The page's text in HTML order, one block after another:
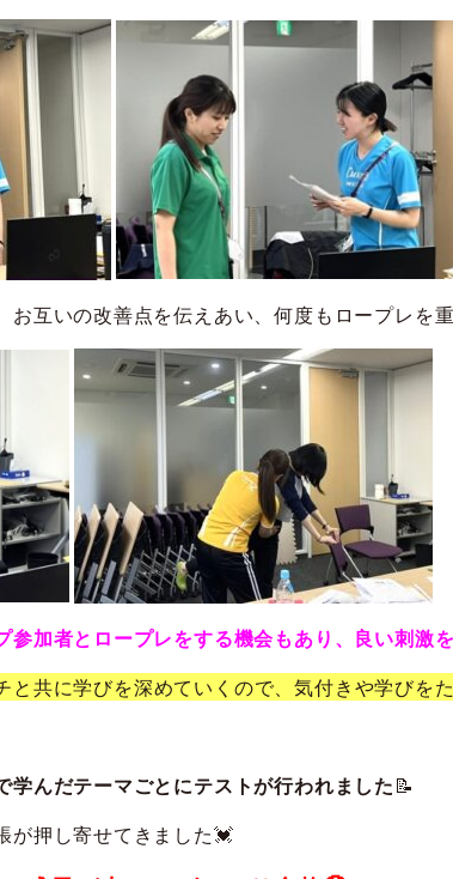
互いの改善点を伝えあい、何度もロープレを重
参加者とロープレをする機会もあり、良い刺激
と共に学びを深めていくので、気付きや学びをた
学んだテーマごとにテストが行われました📝
が押し寄せてきました💓